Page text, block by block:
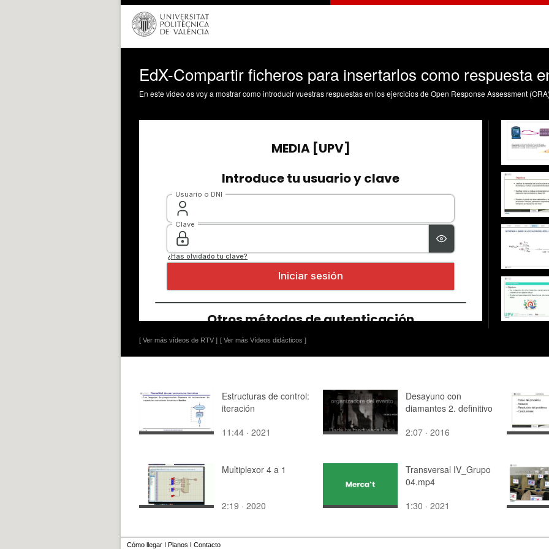
EdX-Compartir ficheros para insertarlos como respuesta
[ Ver más vídeos de RTV ] [ Ver más Vídeos didácticos ]
Estructuras de control:
iteración
11:44 · 2021
Desayuno con
diamantes 2. definitivo
2:07 · 2016
Multiplexor 4 a 1
2:19 · 2020
Transversal IV_Grupo
04.mp4
1:30 · 2021
Cómo llegar I Planos I Contacto